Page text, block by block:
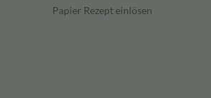
Papier Rezept einlösen